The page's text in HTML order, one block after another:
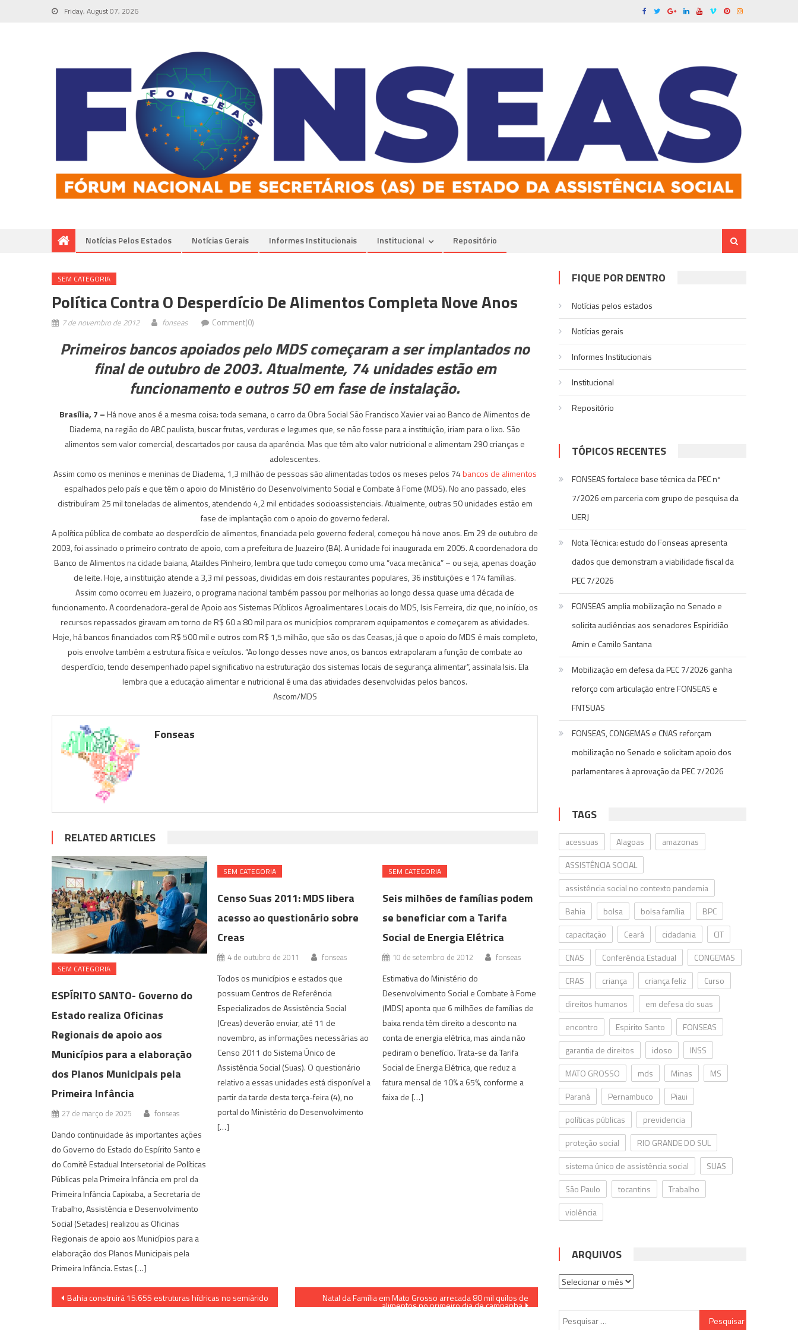
Friday, August 07, 2026
Notícias Pelos Estados Notí­cias Gerais Informes Institucionais Institucional Repositório
SEM CATEGORIA
Política Contra O Desperdício De Alimentos Completa Nove Anos
7 de novembro de 2012 fonseas Comment(0)
Primeiros bancos apoiados pelo MDS começaram a ser implantados no
final de outubro de 2003. Atualmente, 74 unidades estão em
funcionamento e outros 50 em fase de instalação.
Brasília, 7 –Há nove anos é a mesma coisa: toda semana, o carro da Obra Social São Francisco Xavier vai ao Banco de Alimentos de
Diadema, na região do ABC paulista, buscar frutas, verduras e legumes que, se não fosse para a instituição, iriam para o lixo. São
alimentos sem valor comercial, descartados por causa da aparência. Mas que têm alto valor nutricional e alimentam 290 crianças e
adolescentes.
Assim como os meninos e meninas de Diadema, 1,3 milhão de pessoas são alimentadas todos os meses pelos 74bancos de alimentos
espalhados pelo país e que têm o apoio do Ministério do Desenvolvimento Social e Combate à Fome (MDS). No ano passado, eles
distribuíram 25 mil toneladas de alimentos, atendendo 4,2 mil entidades socioassistenciais. Atualmente, outras 50 unidades estão em
fase de implantação com o apoio do governo federal.
A política pública de combate ao desperdício de alimentos, financiada pelo governo federal, começou há nove anos. Em 29 de outubro de
2003, foi assinado o primeiro contrato de apoio, com a prefeitura de Juazeiro (BA). A unidade foi inaugurada em 2005. A coordenadora do
Banco de Alimentos na cidade baiana, Ataildes Pinheiro, lembra que tudo começou como uma “vaca mecânica” – ou seja, apenas doação
de leite. Hoje, a instituição atende a 3,3 mil pessoas, divididas em dois restaurantes populares, 36 instituições e 174 famílias.
Assim como ocorreu em Juazeiro, o programa nacional também passou por melhorias ao longo dessa quase uma década de
funcionamento. A coordenadora-geral de Apoio aos Sistemas Públicos Agroalimentares Locais do MDS, Isis Ferreira, diz que, no início, os
recursos repassados giravam em torno de R$ 60 a 80 mil para os municípios comprarem equipamentos e começarem as atividades.
Hoje, há bancos financiados com R$ 500 mil e outros com R$ 1,5 milhão, que são os das Ceasas, já que o apoio do MDS é mais completo,
pois envolve também a estrutura física e veículos. “Ao longo desses nove anos, os bancos extrapolaram a função de combate ao
desperdício, tendo desempenhado papel significativo na estruturação dos sistemas locais de segurança alimentar”, assinala Isis. Ela
lembra que a educação alimentar e nutricional é uma das atividades desenvolvidas pelos bancos.
Ascom/MDS
Fonseas
RELATED ARTICLES
SEM CATEGORIA
ESPÍRITO SANTO- Governo do
Estado realiza Oficinas
Regionais de apoio aos
Municípios para a elaboração
dos Planos Municipais pela
Primeira Infância
27 de março de 2025 fonseas
Dando continuidade às importantes ações
do Governo do Estado do Espírito Santo e
do Comitê Estadual Intersetorial de Políticas
Públicas pela Primeira Infância em prol da
Primeira Infância Capixaba, a Secretaria de
Trabalho, Assistência e Desenvolvimento
Social (Setades) realizou as Oficinas
Regionais de apoio aos Municípios para a
elaboração dos Planos Municipais pela
Primeira Infância. Estas […]
SEM CATEGORIA
Censo Suas 2011: MDS libera
acesso ao questionário sobre
Creas
4 de outubro de 2011 fonseas
Todos os municípios e estados que
possuam Centros de Referência
Especializados de Assistência Social
(Creas) deverão enviar, até 11 de
novembro, as informações necessárias ao
Censo 2011 do Sistema Único de
Assistência Social (Suas). O questionário
relativo a essas unidades está disponível a
partir da tarde desta terça-feira (4), no
portal do Ministério do Desenvolvimento
[…]
SEM CATEGORIA
Seis milhões de famílias podem
se beneficiar com a Tarifa
Social de Energia Elétrica
10 de setembro de 2012 fonseas
Estimativa do Ministério do
Desenvolvimento Social e Combate à Fome
(MDS) aponta que 6 milhões de famílias de
baixa renda têm direito a desconto na
conta de energia elétrica, mas ainda não
pediram o benefício. Trata-se da Tarifa
Social de Energia Elétrica, que reduz a
fatura mensal de 10% a 65%, conforme a
faixa de […]
Navegação
Bahia construirá 15.655 estruturas hídricas no semiárido Natal da Família em Mato Grosso arrecada 80 mil quilos de
alimentos no primeiro dia de campanha
FIQUE POR DENTRO
Notícias pelos estados
Notí­cias gerais
Informes Institucionais
Institucional
Repositório
TÓPICOS RECENTES
FONSEAS fortalece base técnica da PEC nº
7/2026 em parceria com grupo de pesquisa da
UERJ
Nota Técnica: estudo do Fonseas apresenta
dados que demonstram a viabilidade fiscal da
PEC 7/2026
FONSEAS amplia mobilização no Senado e
solicita audiências aos senadores Espiridião
Amin e Camilo Santana
Mobilização em defesa da PEC 7/2026 ganha
reforço com articulação entre FONSEAS e
FNTSUAS
FONSEAS, CONGEMAS e CNAS reforçam
mobilização no Senado e solicitam apoio dos
parlamentares à aprovação da PEC 7/2026
TAGS
acessuas Alagoas
amazonas
ASSISTÊNCIA SOCIAL
assistência social no contexto pandemia
Bahia
bolsa bolsa família
BPC
capacitação
Ceará cidadania
CIT
CNAS
Conferência Estadual
CONGEMAS
CRAS
criança criança feliz
Curso
direitos humanos
em defesa do suas
encontro
Espirito Santo
FONSEAS
garantia de direitos
idoso
INSS
MATO GROSSO
mds Minas
MS
Paraná
Pernambuco
Piaui
políticas públicas
previdencia
proteção social
RIO GRANDE DO SUL
sistema único de assistência social
SUAS
São Paulo
tocantins
Trabalho
violência
ARQUIVOS
Arquivos
Pesquisar